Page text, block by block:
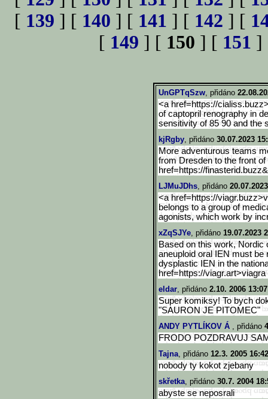
[ 139 ] [ 140 ] [ 141 ] [ 142 ] [
[ 149 ] [ 150 ] [ 151 ]
UnGPTqSzw, přidáno
<a href=https://
of captopril renography in
sensitivity of 85 90 and the
kjRgby, přidáno 30.07.2023
More adventurous teams
from Dresden to the front
href=https://
LJMuJDhs, přidáno
<a href=https://
belongs to a group of
agonists, which work by
xZqSJYe, přidáno 19.07.2023
Based on this work, Nordic
aneuploid oral IEN must be
dysplastic IEN in the
href=https://viagr.art>viagra
eldar, přidáno 2.10. 2006
Super komiksy! To bych
"SAURON JE PITOMEC"
ANDY PYTLÍKOV Á , přidáno
FRODO POZDRAVUJ
Tajna, přidáno 12.3. 2005
nobody ty kokot zjebany
skřetka, přidáno 30.7. 2004
abyste se neposrali